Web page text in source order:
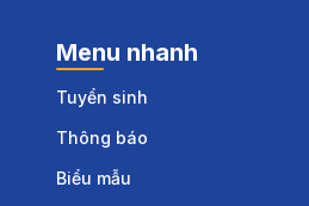
Menu nhanh
Tuyển sinh
Thông báo
Biểu mẫu